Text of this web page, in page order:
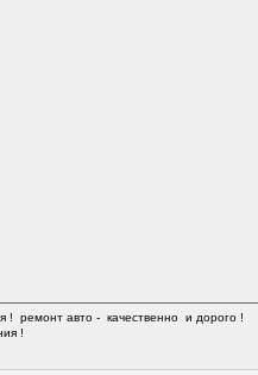
! ремонт авто - качественно и дорого !
!